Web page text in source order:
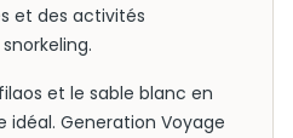
et des activités
et le sable blanc en
Generation Voyage